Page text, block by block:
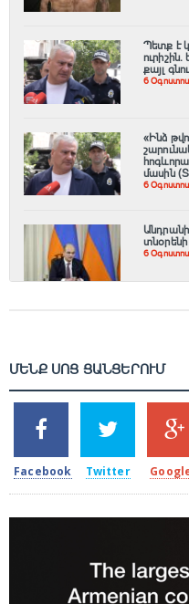
Պետք է
քայլ
6
«Ինձ
մասին
6
6
ՄԵՆՔ ՍՈՑ ՑԱՆՑԵՐՈՒՄ
2k
SHARES
Facebook
1.5k
TWEETS
Twitter
203
SHARES